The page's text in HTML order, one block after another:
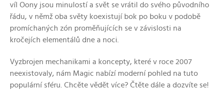
víl Oony jsou minulostí a svět se vrátil do svého původního
řádu, v němž oba světy koexistují bok po boku v podobě
promíchaných zón proměňujících se v závislosti na
kročejích elementálů dne a noci.
Vyzbrojen mechanikami a koncepty, které v roce 2007
neexistovaly, nám Magic nabízí moderní pohled na tuto
populární sféru. Chcěte vědět více? Čtěte dále a dozvíte se!